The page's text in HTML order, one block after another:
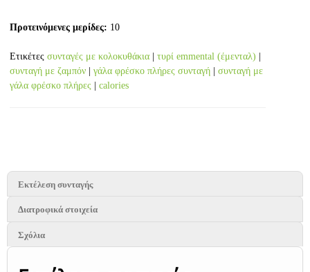
Προτεινόμενες μερίδες: 10
Ετικέτες συνταγές με κολοκυθάκια τυρί emmental (έμενταλ)
συνταγή με ζαμπόν
γάλα φρέσκο πλήρες συνταγή
συνταγή με
γάλα φρέσκο πλήρες
calories
Εκτέλεση συνταγής
Διατροφικά στοιχεία
Σχόλια